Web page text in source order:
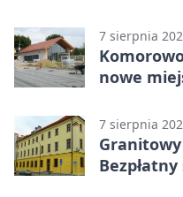
7 sierpnia
nowe
7 sierpnia